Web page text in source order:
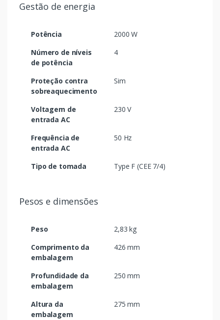
Gestão de energia
Potência
2000 W
Número de níveis
de potência
4
Proteção contra
sobreaquecimento
Sim
Voltagem de
entrada AC
230 V
Frequência de
entrada AC
50 Hz
Tipo de tomada Type F (CEE 7/4)
Pesos e dimensões
Peso
2,83 kg
Comprimento da
embalagem
426 mm
Profundidade da
embalagem
250 mm
Altura da
embalagem
275 mm